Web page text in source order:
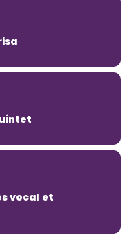
vocal et